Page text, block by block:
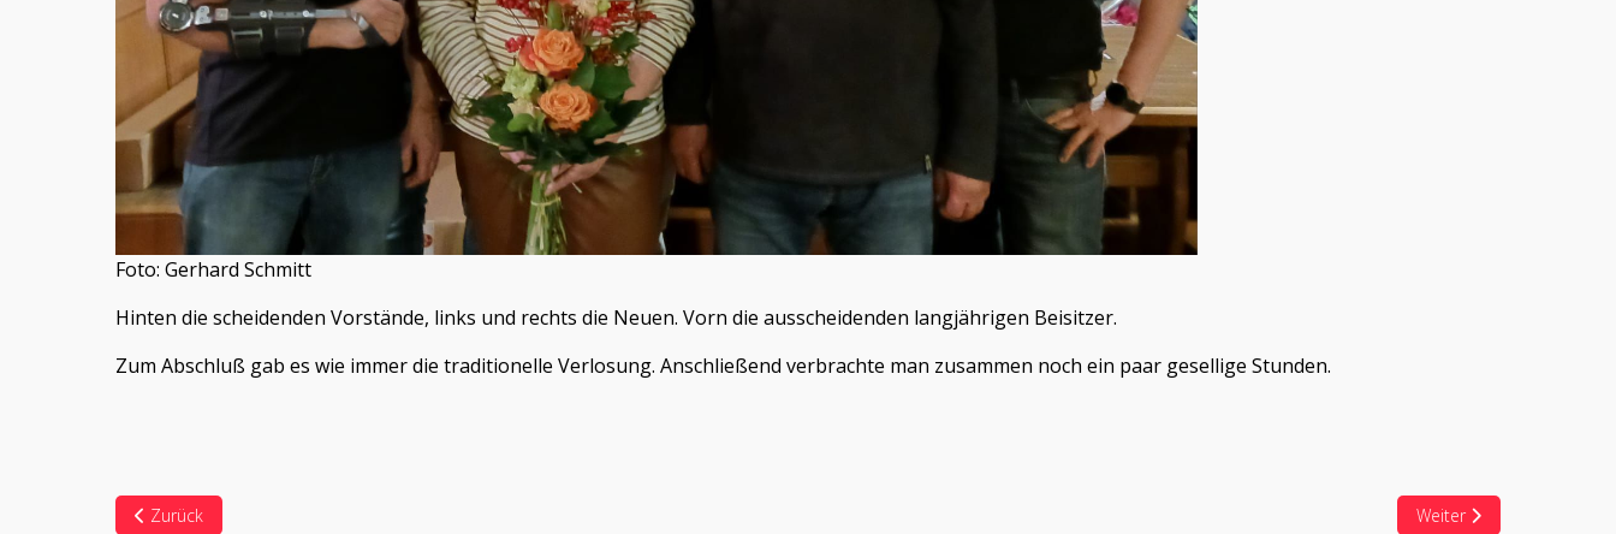
Foto: Gerhard Schmitt
Hinten die scheidenden Vorstände, links und rechts die Neuen. Vorn die ausscheidenden langjährigen Beisitzer.
Zum Abschluß gab es wie immer die traditionelle Verlosung. Anschließend verbrachte man zusammen noch ein paar gesellige Stunden.
Vorheriger Beitrag: Hüttengaudi 2024
Zurück Nächster Beitrag:
Weiter